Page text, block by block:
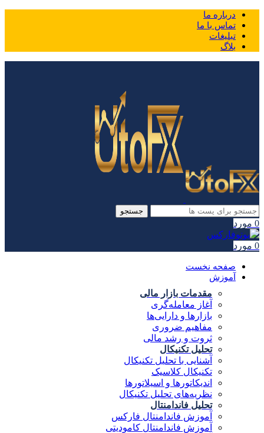
درباره ما
تماس با ما
تبلیغات
بلاگ
جستجو
0 مورد
0 مورد
صفحه نخست
آموزش
مقدمات بازار مالی
آغاز معامله‌گری
بازارها و دارایی‌ها
مفاهیم ضروری
ثروت و رشد مالی
تحلیل تکنیکال
آشنایی با تحلیل تکنیکال
تکنیکال کلاسیک
اندیکاتورها و اسیلاتورها
نظریه‌های تحلیل تکنیکال
تحلیل فاندامنتال
آموزش فاندامنتال فارکس
آموزش فاندامنتال کامودیتی